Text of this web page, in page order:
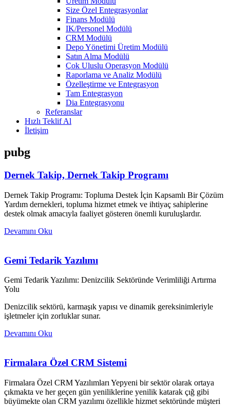
Size Özel Entegrasyonlar
Finans Modülü
IK/Personel Modülü
CRM Modülü
Depo Yönetimi Üretim Modülü
Satın Alma Modülü
Çok Uluslu Operasyon Modülü
Raporlama ve Analiz Modülü
Özelleştirme ve Entegrasyon
Tam Entegrasyon
Dia Entegrasyonu
Referanslar
Hızlı Teklif Al
İletişim
pubg
Dernek Takip, Dernek Takip Programı
Dernek Takip Programı: Topluma Destek İçin Kapsamlı Bir Çözüm
Yardım dernekleri, topluma hizmet etmek ve ihtiyaç sahiplerine
destek olmak amacıyla faaliyet gösteren önemli kuruluşlardır.
Devamını Oku
Gemi Tedarik Yazılımı
Gemi Tedarik Yazılımı: Denizcilik Sektöründe Verimliliği Artırma
Yolu
Denizcilik sektörü, karmaşık yapısı ve dinamik gereksinimleriyle
işletmeler için zorluklar sunar.
Devamını Oku
Firmalara Özel CRM Sistemi
Firmalara Özel CRM Yazılımları Yepyeni bir sektör olarak ortaya
çıkmakta ve her geçen gün yeniliklerine yenilik katarak çığ gibi
büyümekte olan CRM yazılımı özellikle hizmet sektöründe müşteri